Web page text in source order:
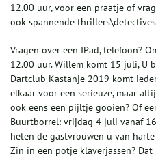
12.00 uur, voor een praatje of
ook spannende
Vragen over een IPad, telefoon?
12.00 uur. Willem komt 15 juli, U
Dartclub Kastanje 2019 komt
elkaar voor een serieuze, maar
ook eens een pijltje gooien? Of
Buurtborrel: vrijdag 4 juli vanaf
heten de gastvrouwen u van
Zin in een potje klaverjassen?